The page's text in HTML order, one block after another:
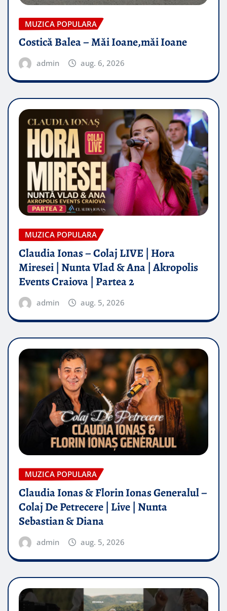
MUZICA POPULARA
Costică Balea – Măi Ioane,măi Ioane
admin aug. 6, 2026
MUZICA POPULARA
Claudia Ionas – Colaj LIVE | Hora
Miresei | Nunta Vlad & Ana | Akropolis
Events Craiova | Partea 2
admin aug. 5, 2026
MUZICA POPULARA
Claudia Ionas & Florin Ionas Generalul –
Colaj De Petrecere | Live | Nunta
Sebastian & Diana
admin aug. 5, 2026